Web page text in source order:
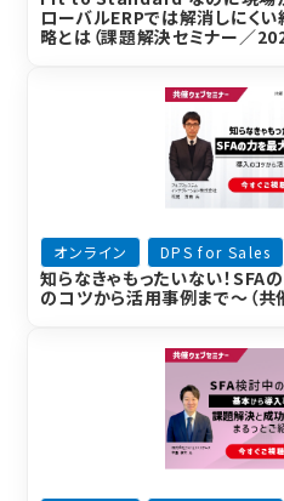
ローバルERPでは解消しにく
略とは（課題解決セミナー／
オンライン DPS for Sales
知らなきゃもったいない！SFA
のコツから活用事例まで～（共